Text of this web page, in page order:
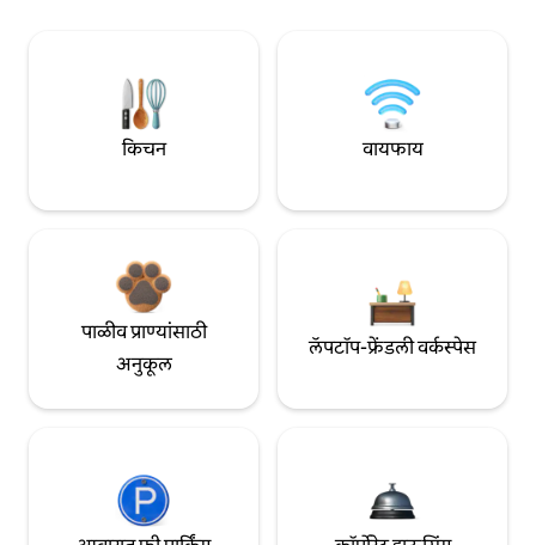
किचन वायफाय
पाळीव प्राण्यांसाठी
अनुकूल
लॅपटॉप-फ्रेंडली वर्कस्पेस